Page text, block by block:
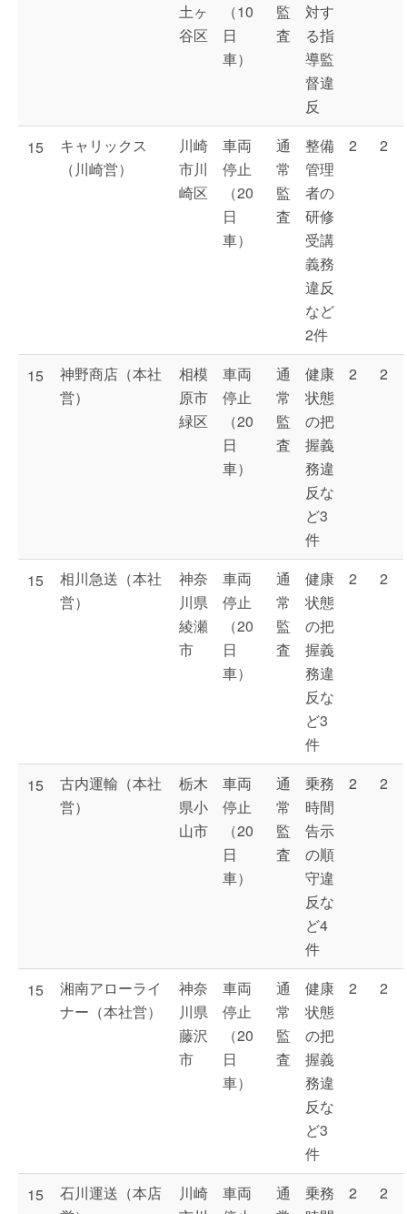
土ヶ
谷区
（10
日
車）
監
査
対す
る指
導監
督違
反
15
キャリックス
（川崎営）
川崎
市川
崎区
車両
停止
（20
日
車）
通
常
監
査
整備
管理
者の
研修
受講
義務
違反
など
2件
2 2
15
神野商店（本社
営）
相模
原市
緑区
車両
停止
（20
日
車）
通
常
監
査
健康
状態
の把
握義
務違
反な
ど3
件
2 2
15
相川急送（本社
営）
神奈
川県
綾瀬
市
車両
停止
（20
日
車）
通
常
監
査
健康
状態
の把
握義
務違
反な
ど3
件
2 2
15
古内運輸（本社
営）
栃木
県小
山市
車両
停止
（20
日
車）
通
常
監
査
乗務
時間
告示
の順
守違
反な
ど4
件
2 2
15
湘南アローライ
ナー（本社営）
神奈
川県
藤沢
市
車両
停止
（20
日
車）
通
常
監
査
健康
状態
の把
握義
務違
反な
ど3
件
2 2
15
石川運送（本店
川崎
車両
通
乗務
2 2